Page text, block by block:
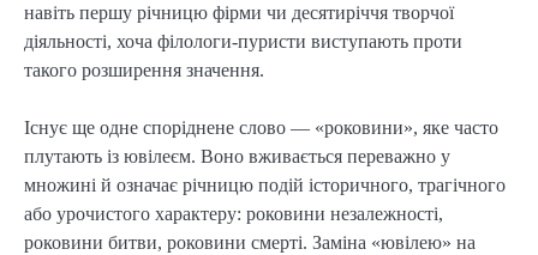
навіть першу річницю фірми чи десятиріччя творчої
діяльності, хоча філологи-пуристи виступають проти
такого розширення значення.
Існує ще одне споріднене слово — «роковини», яке часто
плутають із ювілеєм. Воно вживається переважно у
множині й означає річницю подій історичного, трагічного
або урочистого характеру: роковини незалежності,
роковини битви, роковини смерті. Заміна «ювілею» на